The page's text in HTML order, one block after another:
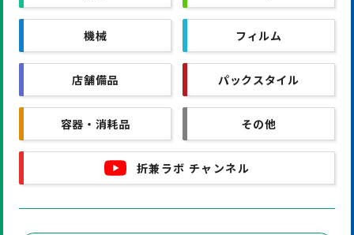
機械 フィルム
店舗備品 パックスタイル
容器・消耗品 その他
折兼ラボ チャンネル